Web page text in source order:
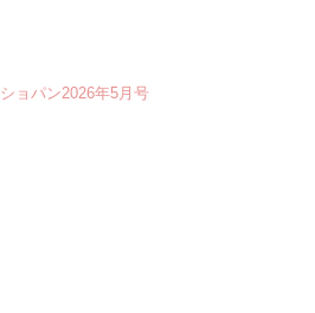
ショパン2026年5月号